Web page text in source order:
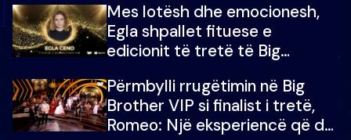
Mes lotësh dhe emocionesh,
Egla shpallet fituese e
edicionit të tretë të Big
Përmbylli rrugëtimin në Big
Brother VIP si finalist i tretë,
Romeo: Një eksperiencë që do